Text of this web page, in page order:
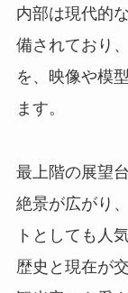
内部は現代的
備されており
を、映像や模
ます。
最上階の展望
絶景が広がり
トとしても人
歴史と現在が